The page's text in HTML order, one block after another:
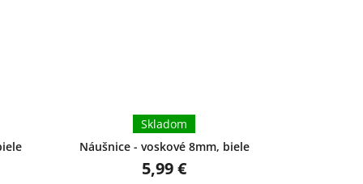
Náušnice - voskové 8mm, biele
Skladom
5,99 €